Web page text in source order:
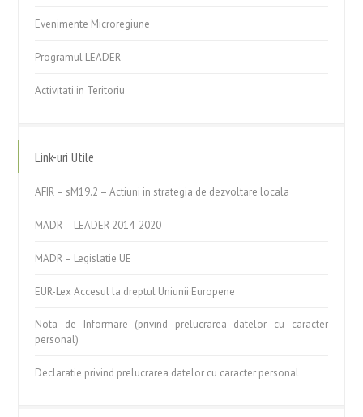
Evenimente Microregiune
Programul LEADER
Activitati in Teritoriu
Link-uri Utile
AFIR – sM19.2 – Actiuni in strategia de dezvoltare locala
MADR – LEADER 2014-2020
MADR – Legislatie UE
EUR-Lex Accesul la dreptul Uniunii Europene
Nota de Informare (privind prelucrarea datelor cu caracter
personal)
Declaratie privind prelucrarea datelor cu caracter personal